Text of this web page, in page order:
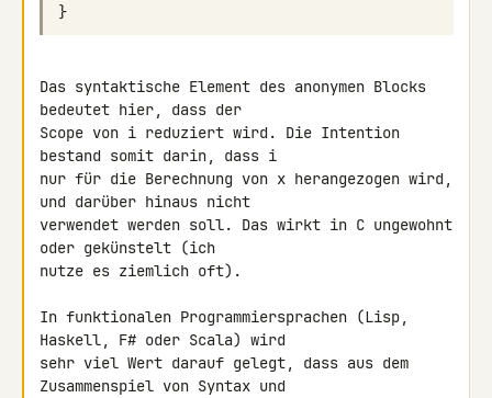
}
Das syntaktische Element des anonymen Blocks
bedeutet hier, dass der
Scope von i reduziert wird. Die Intention
bestand somit darin, dass i
nur für die Berechnung von x herangezogen wird,
und darüber hinaus nicht
verwendet werden soll. Das wirkt in C ungewohnt
oder gekünstelt (ich
nutze es ziemlich oft).
In funktionalen Programmiersprachen (Lisp,
Haskell, F# oder Scala) wird
sehr viel Wert darauf gelegt, dass aus dem
Zusammenspiel von Syntax und